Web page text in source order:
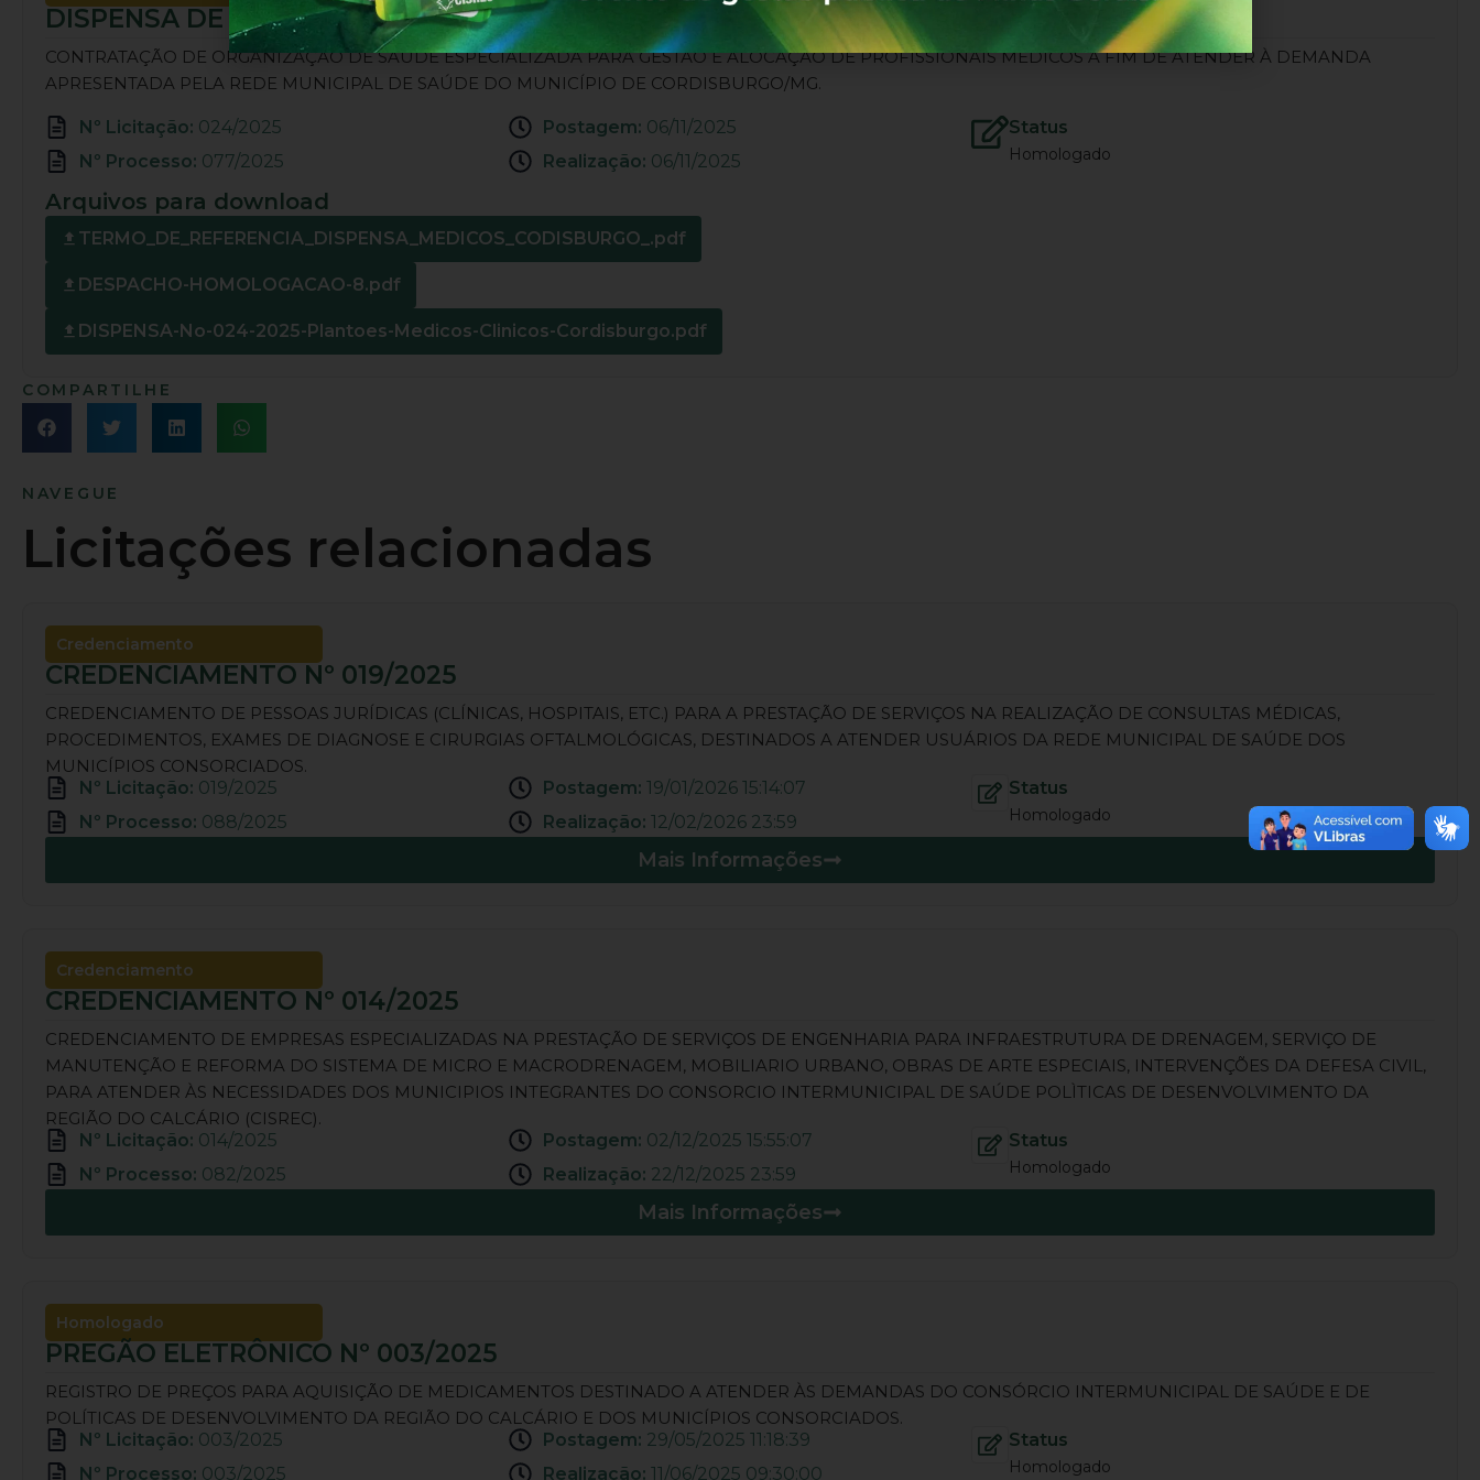
DISPENSA DE LICITAÇÃO Nº 024/2025
CONTRATAÇÃO DE ORGANIZAÇÃO DE SAÚDE ESPECIALIZADA PARA GESTÃO E ALOCAÇÃO DE PROFISSIONAIS MÉDICOS A FIM DE ATENDER À DEMANDA
APRESENTADA PELA REDE MUNICIPAL DE SAÚDE DO MUNICÍPIO DE CORDISBURGO/MG.
Nº Licitação: 024/2025
Nº Processo: 077/2025
Postagem: 06/11/2025
Realização: 06/11/2025
Status
Homologado
Arquivos para download
TERMO_DE_REFERENCIA_DISPENSA_MEDICOS_CODISBURGO_.pdf
DESPACHO-HOMOLOGACAO-8.pdf
DISPENSA-No-024-2025-Plantoes-Medicos-Clinicos-Cordisburgo.pdf
COMPARTILHE
NAVEGUE
Licitações relacionadas
Credenciamento
CREDENCIAMENTO Nº 019/2025
CREDENCIAMENTO DE PESSOAS JURÍDICAS (CLÍNICAS, HOSPITAIS, ETC.) PARA A PRESTAÇÃO DE SERVIÇOS NA REALIZAÇÃO DE CONSULTAS MÉDICAS,
PROCEDIMENTOS, EXAMES DE DIAGNOSE E CIRURGIAS OFTALMOLÓGICAS, DESTINADOS A ATENDER USUÁRIOS DA REDE MUNICIPAL DE SAÚDE DOS
MUNICÍPIOS CONSORCIADOS.
Nº Licitação: 019/2025
Nº Processo: 088/2025
Postagem: 19/01/2026 15:14:07
Realização: 12/02/2026 23:59
Status
Homologado
Mais Informações
Credenciamento
CREDENCIAMENTO Nº 014/2025
CREDENCIAMENTO DE EMPRESAS ESPECIALIZADAS NA PRESTAÇÃO DE SERVIÇOS DE ENGENHARIA PARA INFRAESTRUTURA DE DRENAGEM, SERVIÇO DE
MANUTENÇÃO E REFORMA DO SISTEMA DE MICRO E MACRODRENAGEM, MOBILIARIO URBANO, OBRAS DE ARTE ESPECIAIS, INTERVENÇÕES DA DEFESA CIVIL,
PARA ATENDER ÀS NECESSIDADES DOS MUNICIPIOS INTEGRANTES DO CONSORCIO INTERMUNICIPAL DE SAÚDE POLÌTICAS DE DESENVOLVIMENTO DA
REGIÃO DO CALCÁRIO (CISREC).
Nº Licitação: 014/2025
Nº Processo: 082/2025
Postagem: 02/12/2025 15:55:07
Realização: 22/12/2025 23:59
Status
Homologado
Mais Informações
Homologado
PREGÃO ELETRÔNICO Nº 003/2025
REGISTRO DE PREÇOS PARA AQUISIÇÃO DE MEDICAMENTOS DESTINADO A ATENDER ÀS DEMANDAS DO CONSÓRCIO INTERMUNICIPAL DE SAÚDE E DE
POLÍTICAS DE DESENVOLVIMENTO DA REGIÃO DO CALCÁRIO E DOS MUNICÍPIOS CONSORCIADOS.
Nº Licitação: 003/2025
Nº Processo: 003/2025
Postagem: 29/05/2025 11:18:39
Realização: 11/06/2025 09:30:00
Status
Homologado